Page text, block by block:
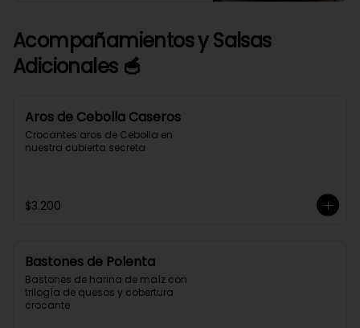
Acompañamientos y Salsas
Adicionales 🥣
Aros de Cebolla Caseros
Crocantes aros de Cebolla en
nuestra cubierta secreta
$3.200
Bastones de Polenta
Bastones de harina de maíz con
trilogía de quesos y cobertura
crocante